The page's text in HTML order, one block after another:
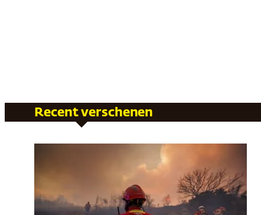
Recent verschenen